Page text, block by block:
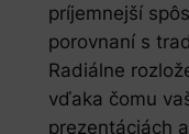
príjemnejší
porovnaní s
Radiálne
vďaka čomu
prezentáciách